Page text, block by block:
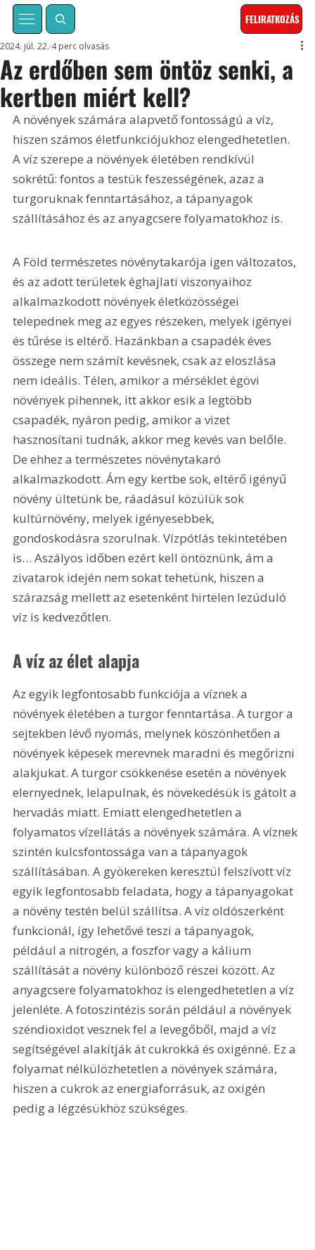
FELIRATKOZÁS
Az erdőben sem öntöz senki, a
kertben miért kell?
2024. júl. 22. 4 perc olvasás
A növények számára alapvető fontosságú a víz,
hiszen számos életfunkciójukhoz elengedhetetlen.
A víz szerepe a növények életében rendkívül
sokrétű: fontos a testük feszességének, azaz a
turgoruknak fenntartásához, a tápanyagok
szállításához és az anyagcsere folyamatokhoz is.
A Föld természetes növénytakarója igen változatos,
és az adott területek éghajlati viszonyaihoz
alkalmazkodott növények életközösségei
telepednek meg az egyes részeken, melyek igényei
és tűrése is eltérő. Hazánkban a csapadék éves
összege nem számít kevésnek, csak az eloszlása
nem ideális. Télen, amikor a mérséklet égövi
növények pihennek, itt akkor esik a legtöbb
csapadék, nyáron pedig, amikor a vizet
hasznosítani tudnák, akkor meg kevés van belőle.
De ehhez a természetes növénytakaró
alkalmazkodott. Ám egy kertbe sok, eltérő igényű
növény ültetünk be, ráadásul közülük sok
kultúrnövény, melyek igényesebbek,
gondoskodásra szorulnak. Vízpótlás tekintetében
is… Aszályos időben ezért kell öntöznünk, ám a
zivatarok idején nem sokat tehetünk, hiszen a
szárazság mellett az esetenként hirtelen lezúduló
víz is kedvezőtlen.
A víz az élet alapja
Az egyik legfontosabb funkciója a víznek a
növények életében a turgor fenntartása. A turgor a
sejtekben lévő nyomás, melynek köszönhetően a
növények képesek merevnek maradni és megőrizni
alakjukat. A turgor csökkenése esetén a növények
elernyednek, lelapulnak, és növekedésük is gátolt a
hervadás miatt. Emiatt elengedhetetlen a
folyamatos vízellátás a növények számára. A víznek
szintén kulcsfontossága van a tápanyagok
szállításában. A gyökereken keresztül felszívott víz
egyik legfontosabb feladata, hogy a tápanyagokat
a növény testén belül szállítsa. A víz oldószerként
funkcionál, így lehetővé teszi a tápanyagok,
például a nitrogén, a foszfor vagy a kálium
szállítását a növény különböző részei között. Az
anyagcsere folyamatokhoz is elengedhetetlen a víz
jelenléte. A fotoszintézis során például a növények
széndioxidot vesznek fel a levegőből, majd a víz
segítségével alakítják át cukrokká és oxigénné. Ez a
folyamat nélkülözhetetlen a növények számára,
hiszen a cukrok az energiaforrásuk, az oxigén
pedig a légzésükhöz szükséges.